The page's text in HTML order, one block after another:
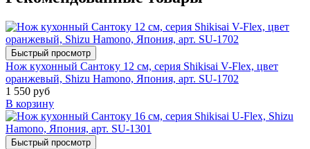
Быстрый просмотр
Нож кухонный Сантоку 12 см, серия Shikisai V-Flex, цвет
оранжевый, Shizu Hamono, Япония, арт. SU-1702
1 550 руб
В корзину
Быстрый просмотр